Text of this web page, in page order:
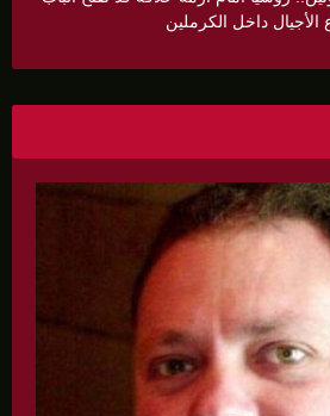
الأجيال داخل الكرملين